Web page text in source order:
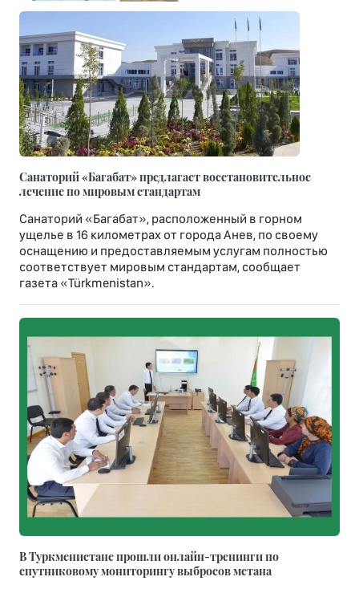
Санаторий «Багабат» предлагает восстановительное
лечение по мировым стандартам
Санаторий «Багабат», расположенный в горном
ущелье в 16 километрах от города Анев, по своему
оснащению и предоставляемым услугам полностью
соответствует мировым стандартам, сообщает
газета «Türkmenistan».
В Туркменистане прошли онлайн-тренинги по
спутниковому мониторингу выбросов метана